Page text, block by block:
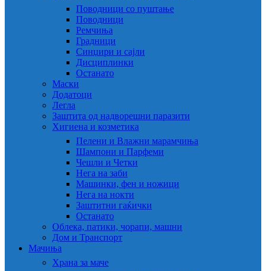
Поводници со пуштање
Поводници
Ремчиња
Градници
Синџири и сајли
Дисциплинки
Останато
Маски
Додатоци
Легла
Заштита од надворешни паразити
Хигиена и козметика
Пелени и Влажни марамчиња
Шампони и Парфеми
Чешли и Четки
Нега на заби
Машинки, фен и ножици
Нега на нокти
Заштитни гаќички
Останато
Облека, патики, чорапи, машни
Дом и Транспорт
Мачиња
Храна за маче